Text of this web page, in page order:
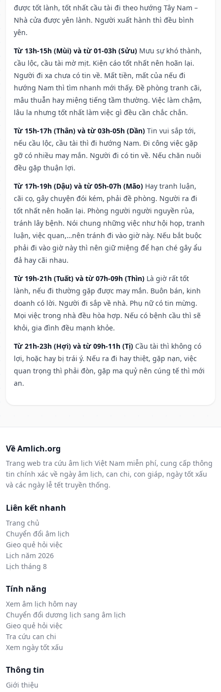
được tốt lành, tốt nhất cầu tài đi theo hướng Tây Nam –
Nhà cửa được yên lành. Người xuất hành thì đều bình
yên.
Từ 13h-15h (Mùi) và từ 01-03h (Sửu) Mưu sự khó thành,
cầu lộc, cầu tài mờ mịt. Kiện cáo tốt nhất nên hoãn lại.
Người đi xa chưa có tin về. Mất tiền, mất của nếu đi
hướng Nam thì tìm nhanh mới thấy. Đề phòng tranh cãi,
mâu thuẫn hay miệng tiếng tầm thường. Việc làm chậm,
lâu la nhưng tốt nhất làm việc gì đều cần chắc chắn.
Từ 15h-17h (Thân) và từ 03h-05h (Dần) Tin vui sắp tới,
nếu cầu lộc, cầu tài thì đi hướng Nam. Đi công việc gặp
gỡ có nhiều may mắn. Người đi có tin về. Nếu chăn nuôi
đều gặp thuận lợi.
Từ 17h-19h (Dậu) và từ 05h-07h (Mão) Hay tranh luận,
cãi cọ, gây chuyện đói kém, phải đề phòng. Người ra đi
tốt nhất nên hoãn lại. Phòng người người nguyền rủa,
tránh lây bệnh. Nói chung những việc như hội họp, tranh
luận, việc quan,…nên tránh đi vào giờ này. Nếu bắt buộc
phải đi vào giờ này thì nên giữ miệng để hạn ché gây ẩu
đả hay cãi nhau.
Từ 19h-21h (Tuất) và từ 07h-09h (Thìn) Là giờ rất tốt
lành, nếu đi thường gặp được may mắn. Buôn bán, kinh
doanh có lời. Người đi sắp về nhà. Phụ nữ có tin mừng.
Mọi việc trong nhà đều hòa hợp. Nếu có bệnh cầu thì sẽ
khỏi, gia đình đều mạnh khỏe.
Từ 21h-23h (Hợi) và từ 09h-11h (Tị) Cầu tài thì không có
lợi, hoặc hay bị trái ý. Nếu ra đi hay thiệt, gặp nạn, việc
quan trọng thì phải đòn, gặp ma quỷ nên cúng tế thì mới
an.
Về Amlich.org
Trang web tra cứu âm lịch Việt Nam miễn phí, cung cấp thông
tin chính xác về ngày âm lịch, can chi, con giáp, ngày tốt xấu
và các ngày lễ tết truyền thống.
Liên kết nhanh
Trang chủ
Chuyển đổi âm lịch
Gieo quẻ hỏi việc
Lịch năm 2026
Lịch tháng 8
Tính năng
Xem âm lịch hôm nay
Chuyển đổi dương lịch sang âm lịch
Gieo quẻ hỏi việc
Tra cứu can chi
Xem ngày tốt xấu
Thông tin
Giới thiệu